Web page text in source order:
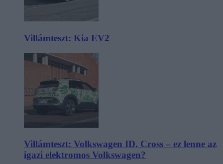
Villámteszt: Kia EV2
Villámteszt: Volkswagen ID. Cross – ez lenne az
igazi elektromos Volkswagen?